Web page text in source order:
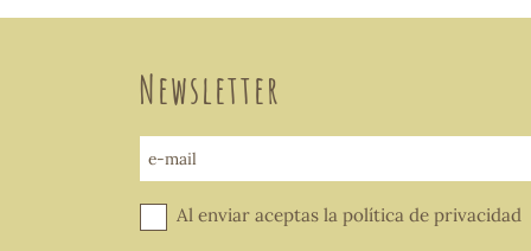
Newsletter
e-mail
Al enviar aceptas la política de privacidad